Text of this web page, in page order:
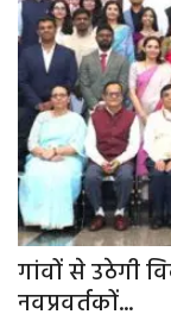
गांवों से उठेगी
नवप्रवर्तकों...